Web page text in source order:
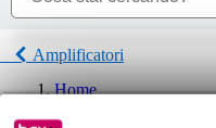
Amplificatori
Home
Amplificatori